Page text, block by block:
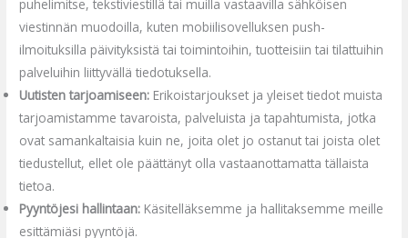
puhelimitse, tekstiviestillä tai muilla vastaavilla sähköisen
viestinnän muodoilla, kuten mobiilisovelluksen push-
ilmoituksilla päivityksistä tai toimintoihin, tuotteisiin tai tilattuihin
palveluihin liittyvällä tiedotuksella.
Uutisten tarjoamiseen: Erikoistarjoukset ja yleiset tiedot muista
tarjoamistamme tavaroista, palveluista ja tapahtumista, jotka
ovat samankaltaisia kuin ne, joita olet jo ostanut tai joista olet
tiedustellut, ellet ole päättänyt olla vastaanottamatta tällaista
tietoa.
Pyyntöjesi hallintaan: Käsitelläksemme ja hallitaksemme meille
esittämiäsi pyyntöjä.